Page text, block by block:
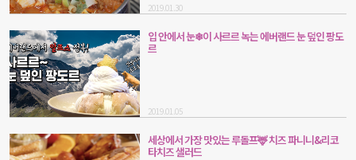
2019.01.30
입 안에서 눈❄이 사르르 녹는 에버랜드 눈 덮인 팡도
르
2019.01.05
세상에서 가장 맛있는 루돌프🦌 치즈 파니니&리코
타치즈 샐러드